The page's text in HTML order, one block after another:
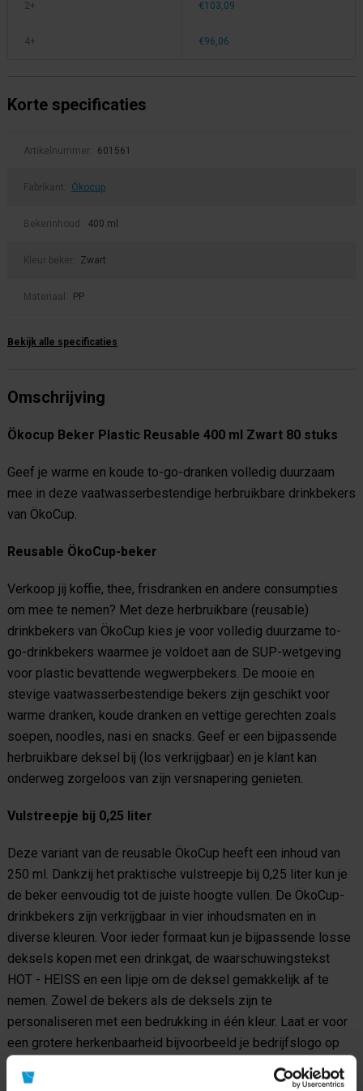
2+
4+
€103,09
€96,06
Korte specificaties
Artikelnummer: 601561
Fabrikant: Ökocup
Bekerinhoud: 400 ml
Kleur beker: Zwart
Materiaal: PP
Bekijk alle specificaties
Omschrijving
Ökocup Beker Plastic Reusable 400 ml Zwart 80 stuks
Geef je warme en koude to-go-dranken volledig duurzaam
mee in deze vaatwasserbestendige herbruikbare drinkbekers
van ÖkoCup.
Reusable ÖkoCup-beker
Verkoop jij koffie, thee, frisdranken en andere consumpties
om mee te nemen? Met deze herbruikbare (reusable)
drinkbekers van ÖkoCup kies je voor volledig duurzame to-
go-drinkbekers waarmee je voldoet aan de SUP-wetgeving
voor plastic bevattende wegwerpbekers. De mooie en
stevige vaatwasserbestendige bekers zijn geschikt voor
warme dranken, koude dranken en vettige gerechten zoals
soepen, noodles, nasi en snacks. Geef er een bijpassende
herbruikbare deksel bij (los verkrijgbaar) en je klant kan
onderweg zorgeloos van zijn versnapering genieten.
Vulstreepje bij 0,25 liter
Deze variant van de reusable ÖkoCup heeft een inhoud van
250 ml. Dankzij het praktische vulstreepje bij 0,25 liter kun je
de beker eenvoudig tot de juiste hoogte vullen. De ÖkoCup-
drinkbekers zijn verkrijgbaar in vier inhoudsmaten en in
diverse kleuren. Voor ieder formaat kun je bijpassende losse
deksels kopen met een drinkgat, de waarschuwingstekst
HOT - HEISS en een lipje om de deksel gemakkelijk af te
nemen. Zowel de bekers als de deksels zijn te
personaliseren met een bedrukking in één kleur. Laat er voor
een grotere herkenbaarheid bijvoorbeeld je bedrijfslogo op
afdrukken.